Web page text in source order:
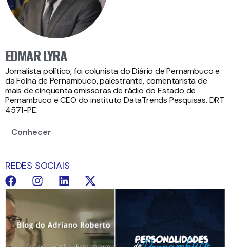
EDMAR LYRA
Jornalista político, foi colunista do Diário de Pernambuco e
da Folha de Pernambuco, palestrante, comentarista de
mais de cinquenta emissoras de rádio do Estado de
Pernambuco e CEO do instituto DataTrends Pesquisas. DRT
4571-PE.
Conhecer
REDES SOCIAIS